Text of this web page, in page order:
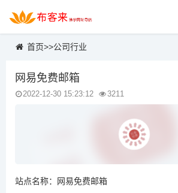
首页>>公司行业
网易免费邮箱
2022-12-30 15:23:12 3211
站点名称：网易免费邮箱